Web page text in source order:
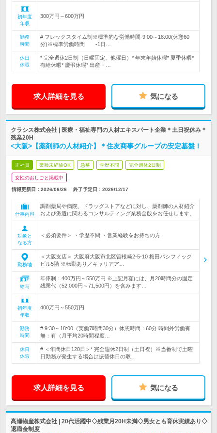
初年度
年収
300万円～600万円
勤務
時間
# フレックスタイム制※標準的な労働時間-9:00～18:00(休憩60
分)※標準労働時間 -1日…
休日
休暇
* 完全週休2日制（日曜固定、他曜日）* 年末年始休暇* 夏季休暇*
有給休暇* 慶弔休暇* 出産・…
求人詳細を見る 気になる
クラシス株式会社 | 医療・福祉専門の人材エキスパート企業＊土日祝休み＊
残業20H
<大阪>【薬剤師の人材紹介】＊住友商事グループの安定基盤！
正社員 業種未経験OK 急募 学歴不問 完全週休2日制
女性のおしごと掲載中
情報更新日：2026/06/26 終了予定日： 2026/12/17
仕事内容
調剤薬局や病院、ドラッグストアなどに対し、薬剤師の人材紹介
および派遣に関わるコンサルティング業務全般をお任せします。
対象と
なる方
＜必須要件＞ ・学歴不問 ・営業経験をお持ちの方
勤務地
＜大阪支店＞ 大阪府大阪市北区曽根崎2-5-10 梅田パシフィック
ビル5階 ※転勤あり／キャリアア…
給与
年俸制：400万円～550万円 ※上記月額には、月20時間分の固定
残業代（52,000円～71,500円）を含みます…
初年度
年収
400万円～550万円
勤務
時間
# 9:30～18:00（実働7時間30分）休憩時間：60分 時間外労働有
無：有（月平均20時間程度…
休日
休暇
# ＜年間休日120日＞* 完全週休2日制（土日祝）※当番制で土曜
日勤務が発生する場合は振替休日の取…
求人詳細を見る 気になる
高瀬物産株式会社 | 20代活躍中◇残業月20H未満◇男女とも育休実績あり◇
退職金制度